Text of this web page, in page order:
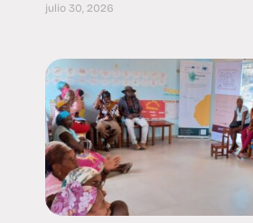
julio 30, 2026